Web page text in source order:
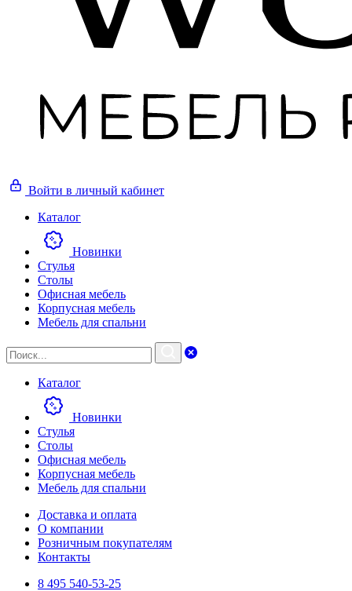
Войти в личный кабинет
Каталог
Новинки
Стулья
Столы
Офисная мебель
Корпусная мебель
Мебель для спальни
Каталог
Новинки
Стулья
Столы
Офисная мебель
Корпусная мебель
Мебель для спальни
Доставка и оплата
О компании
Розничным покупателям
Контакты
8 495 540-53-25